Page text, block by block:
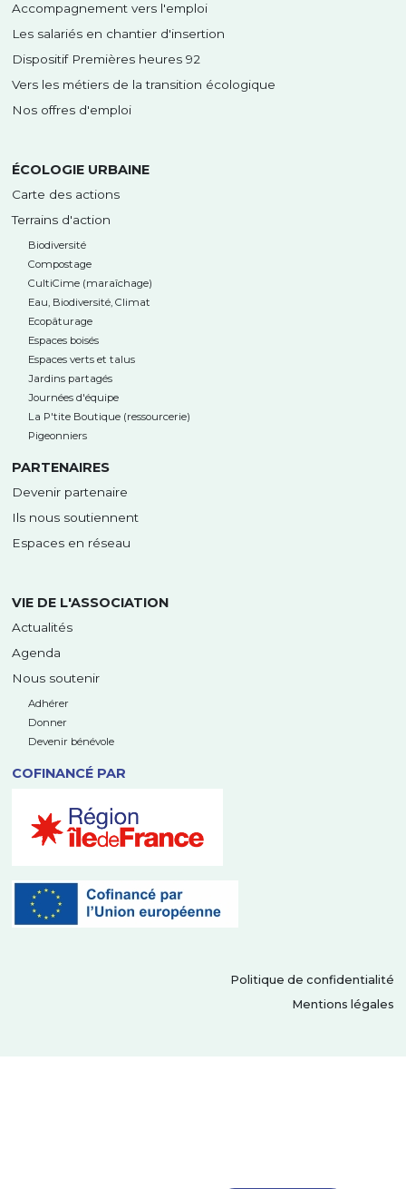
Accompagnement vers l'emploi
Les salariés en chantier d'insertion
Dispositif Premières heures 92
Vers les métiers de la transition écologique
Nos offres d'emploi
ÉCOLOGIE URBAINE
Carte des actions
Terrains d'action
Biodiversité
Compostage
CultiCime (maraîchage)
Eau, Biodiversité, Climat
Ecopâturage
Espaces boisés
Espaces verts et talus
Jardins partagés
Journées d'équipe
La P'tite Boutique (ressourcerie)
Pigeonniers
PARTENAIRES
Devenir partenaire
Ils nous soutiennent
Espaces en réseau
VIE DE L'ASSOCIATION
Actualités
Agenda
Nous soutenir
Adhérer
Donner
Devenir bénévole
COFINANCÉ PAR
Politique de confidentialité
Mentions légales